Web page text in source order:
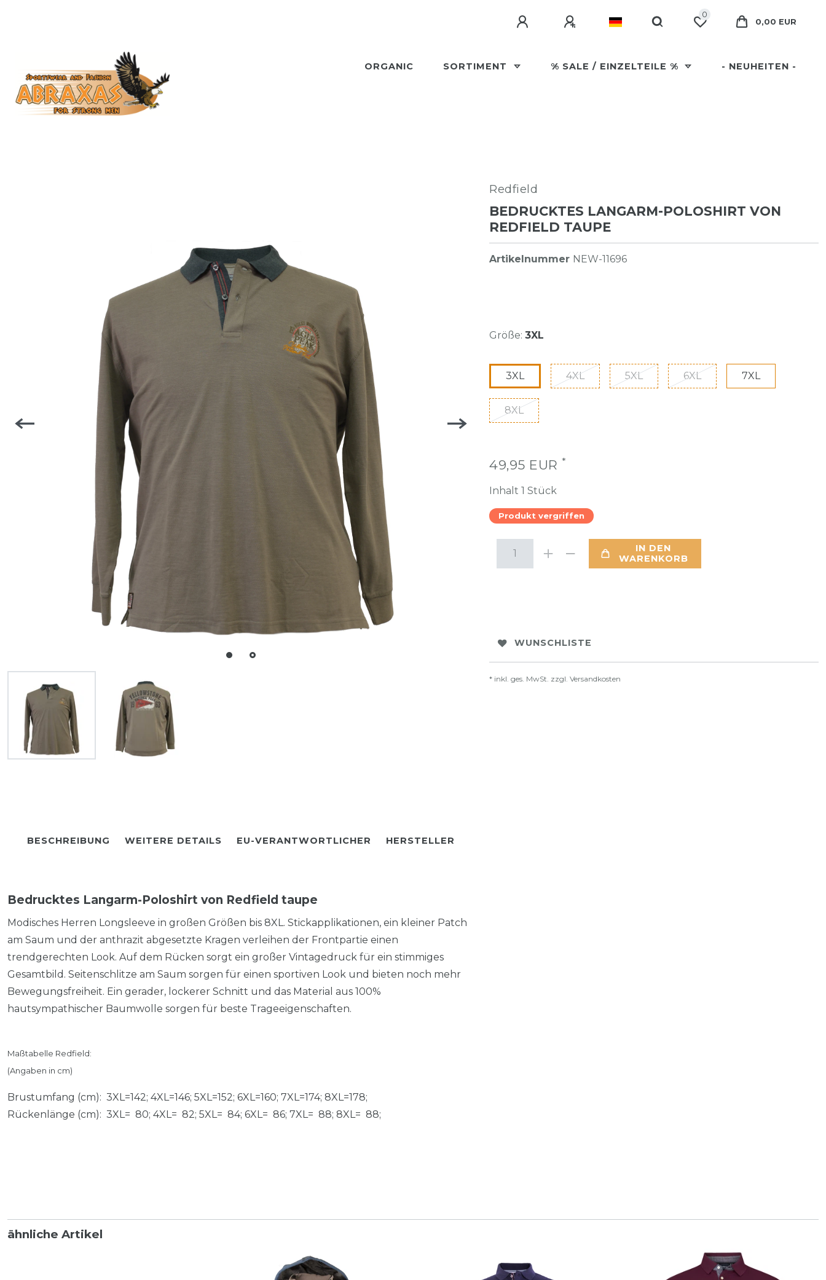
0
0,00 EUR
ORGANIC SORTIMENT % SALE / EINZELTEILE % - NEUHEITEN -
Redfield
BEDRUCKTES LANGARM-POLOSHIRT VON
REDFIELD TAUPE
Artikelnummer NEW-11696
Größe: 3XL
3XL 4XL 5XL 6XL 7XL
8XL
49,95 EUR *
Inhalt 1 Stück
Produkt vergriffen
IN DEN
WARENKORB
WUNSCHLISTE
* inkl. ges. MwSt. zzgl. Versandkosten
BESCHREIBUNG WEITERE DETAILS EU-VERANTWORTLICHER HERSTELLER
Bedrucktes Langarm-Poloshirt von Redfield taupe
Modisches Herren Longsleeve in großen Größen bis 8XL. Stickapplikationen, ein kleiner Patch
am Saum und der anthrazit abgesetzte Kragen verleihen der Frontpartie einen
trendgerechten Look. Auf dem Rücken sorgt ein großer Vintagedruck für ein stimmiges
Gesamtbild. Seitenschlitze am Saum sorgen für einen sportiven Look und bieten noch mehr
Bewegungsfreiheit. Ein gerader, lockerer Schnitt und das Material aus 100%
hautsympathischer Baumwolle sorgen für beste Trageeigenschaften.
Maßtabelle Redfield:
(Angaben in cm)
Brustumfang (cm): 3XL=142; 4XL=146; 5XL=152; 6XL=160; 7XL=174; 8XL=178;
Rückenlänge (cm): 3XL= 80; 4XL= 82; 5XL= 84; 6XL= 86; 7XL= 88; 8XL= 88;
ähnliche Artikel